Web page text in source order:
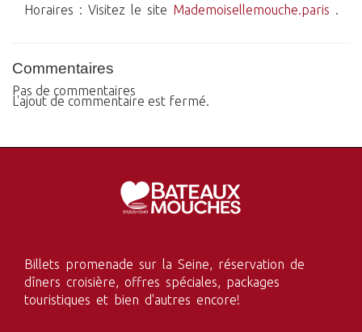
Horaires : Visitez le site Mademoisellemouche.paris .
Commentaires
Pas de commentaires
L'ajout de commentaire est fermé.
Billets promenade sur la Seine, réservation de
dîners croisière, offres spéciales, packages
touristiques et bien d'autres encore!